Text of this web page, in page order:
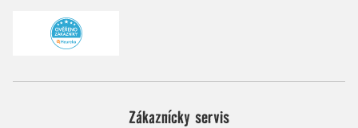
Zákaznícky servis